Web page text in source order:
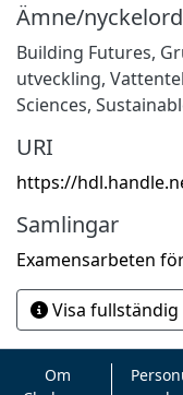
Ämne/nyckelord
Building Futures,
utveckling,
Sciences,
URI
https://
Samlingar
Examensarbeten
Visa
Om